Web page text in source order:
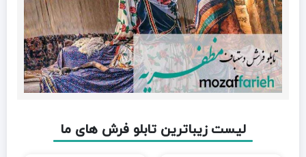
لیست زیباترین تابلو فرش های ما